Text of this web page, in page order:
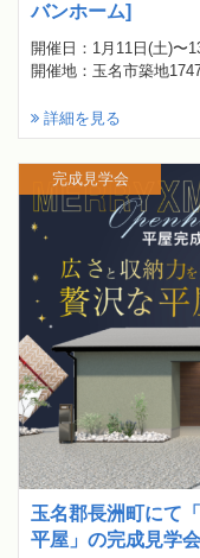
バンホーム]
開催日：1月11日(土)〜
開催地：玉名市築地
詳細を見る
玉名郡長洲町にて
平屋」の完成見学
完成見学会